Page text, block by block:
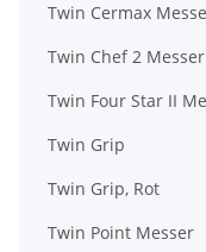
Twin Cermax
Twin Chef 2 Messer
Twin Four Star II
Twin Grip
Twin Grip, Rot
Twin Point Messer